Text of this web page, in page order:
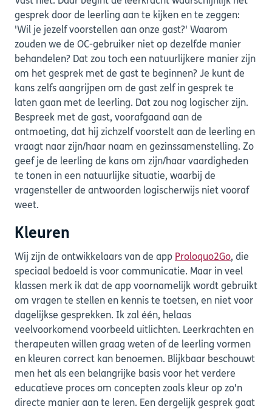
gesprek door de leerling aan te kijken en te zeggen:
'Wil je jezelf voorstellen aan onze gast?' Waarom
zouden we de OC-gebruiker niet op dezelfde manier
behandelen? Dat zou toch een natuurlijkere manier zijn
om het gesprek met de gast te beginnen? Je kunt de
kans zelfs aangrijpen om de gast zelf in gesprek te
laten gaan met de leerling. Dat zou nog logischer zijn.
Bespreek met de gast, voorafgaand aan de
ontmoeting, dat hij zichzelf voorstelt aan de leerling en
vraagt naar zijn/haar naam en gezinssamenstelling. Zo
geef je de leerling de kans om zijn/haar vaardigheden
te tonen in een natuurlijke situatie, waarbij de
vragensteller de antwoorden logischerwijs niet vooraf
weet.
Kleuren
Wij zijn de ontwikkelaars van de app Proloquo2Go, die
speciaal bedoeld is voor communicatie. Maar in veel
klassen merk ik dat de app voornamelijk wordt gebruikt
om vragen te stellen en kennis te toetsen, en niet voor
dagelijkse gesprekken. Ik zal één, helaas
veelvoorkomend voorbeeld uitlichten. Leerkrachten en
therapeuten willen graag weten of de leerling vormen
en kleuren correct kan benoemen. Blijkbaar beschouwt
men het als een belangrijke basis voor het verdere
educatieve proces om concepten zoals kleur op zo'n
directe manier aan te leren. Een dergelijk gesprek gaat